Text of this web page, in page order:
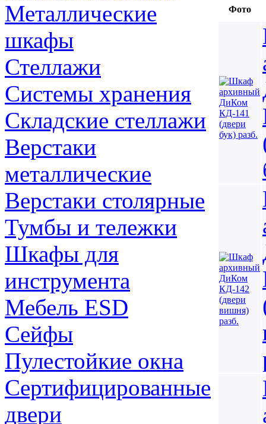
Металлические
шкафы
Стеллажи
Системы хранения
Складские стеллажи
Верстаки
металлические
Верстаки столярные
Тумбы и тележки
Шкафы для
инструмента
Мебель ESD
Сейфы
Пулестойкие окна
Сертифицированные
двери
Фото